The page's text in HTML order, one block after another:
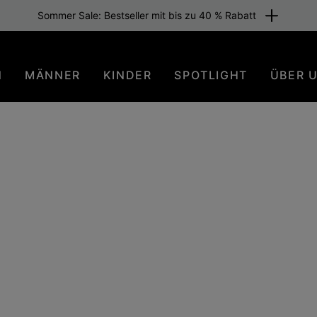
Versand für Mitglieder oder ab 80 € Warenwert. Sei dabei
MÄNNER KINDER SPOTLIGHT ÜBER